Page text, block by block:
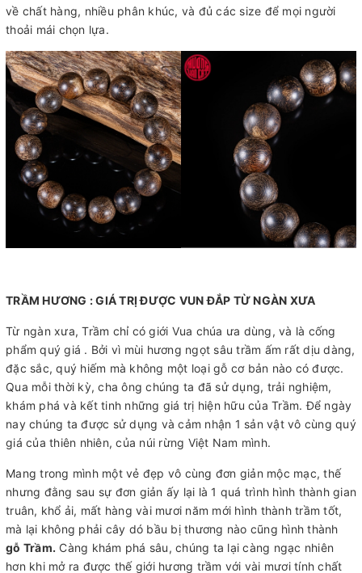
về chất hàng, nhiều phân khúc, và đủ các size để mọi người
thoải mái chọn lựa.
TRẦM HƯƠNG : GIÁ TRỊ ĐƯỢC VUN ĐẮP TỪ NGÀN XƯA
Từ ngàn xưa, Trầm chỉ có giới Vua chúa ưa dùng, và là cống
phẩm quý giá . Bởi vì mùi hương ngọt sâu trầm ấm rất dịu dàng,
đặc sắc, quý hiếm mà không một loại gỗ cơ bản nào có được.
Qua mỗi thời kỳ, cha ông chúng ta đã sử dụng, trải nghiệm,
khám phá và kết tinh những giá trị hiện hữu của Trầm. Để ngày
nay chúng ta được sử dụng và cảm nhận 1 sản vật vô cùng quý
giá của thiên nhiên, của núi rừng Việt Nam mình.
Mang trong mình một vẻ đẹp vô cùng đơn giản mộc mạc, thế
nhưng đằng sau sự đơn giản ấy lại là 1 quá trình hình thành gian
truân, khổ ải, mất hàng vài mươi năm mới hình thành trầm tốt,
mà lại không phải cây dó bầu bị thương nào cũng hình thành
gỗ Trầm. Càng khám phá sâu, chúng ta lại càng ngạc nhiên
hơn khi mở ra được thế giới hương trầm với vài mươi tính chất